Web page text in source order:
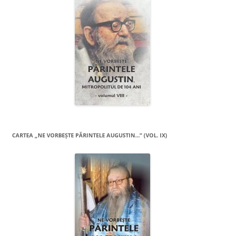
CARTEA „NE VORBEŞTE PĂRINTELE AUGUSTIN…” (VOL. IX)